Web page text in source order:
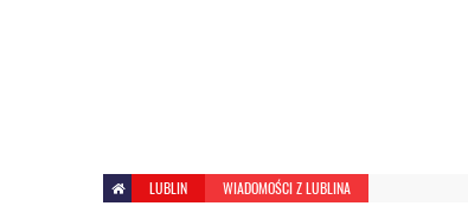
LUBLIN WIADOMOŚCI Z LUBLINA